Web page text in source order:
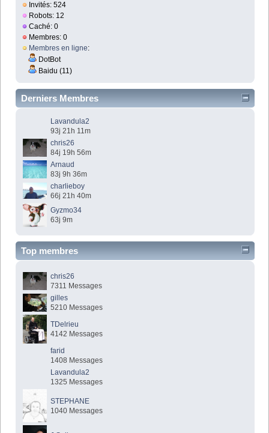
Invités: 524
Robots: 12
Caché: 0
Membres: 0
Membres en ligne:
DotBot
Baidu (11)
Derniers Membres
Lavandula2
93j 21h 11m
chris26
84j 19h 56m
Arnaud
83j 9h 36m
charlieboy
66j 21h 40m
Gyzmo34
63j 9m
Top membres
chris26
7311 Messages
gilles
5210 Messages
TDelrieu
4142 Messages
farid
1408 Messages
Lavandula2
1325 Messages
STEPHANE
1040 Messages